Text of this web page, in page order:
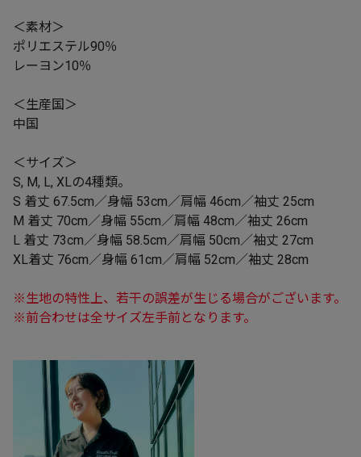
＜素材＞
ポリエステル90％
レーヨン10％
＜生産国＞
中国
＜サイズ＞
S, M, L, XLの4種類。
S 着丈 67.5cm／身幅 53cm／肩幅 46cm／袖丈 25cm
M 着丈 70cm／身幅 55cm／肩幅 48cm／袖丈 26cm
L 着丈 73cm／身幅 58.5cm／肩幅 50cm／袖丈 27cm
XL着丈 76cm／身幅 61cm／肩幅 52cm／袖丈 28cm
※生地の特性上、若干の誤差が生じる場合がございます。
※前合わせは全サイズ左手前となります。